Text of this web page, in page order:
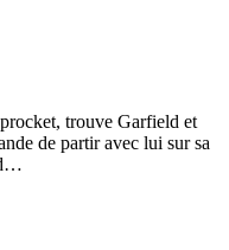
trouve Garfield et
de partir avec lui sur sa
…